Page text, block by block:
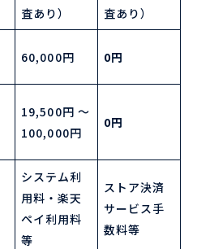
査あり）
査あり）
60,000円 0円
19,500円 〜
100,000円
0円
システム利
用料・楽天
ペイ利用料
等
ストア決済
サービス手
数料等